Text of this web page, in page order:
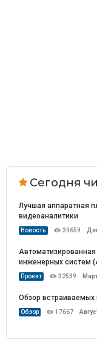
Сегодня
Лучшая аппаратная
видеоаналитики
Новость 39659
инженерных систем
Проект 32539
Обзор встраиваемых
Обзор 17667